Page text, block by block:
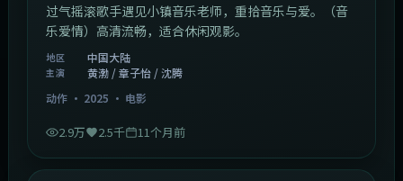
过气摇滚歌手遇见小镇音乐老师，重拾音乐与爱。（音
乐爱情）高清流畅，适合休闲观影。
地区 中国大陆
主演
黄渤 / 章子怡 / 沈腾
动作· 2025 · 电影
2.9万 2.5千 11个月前